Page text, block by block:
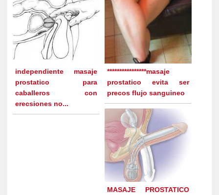
independiente masaje
prostatico para
caballeros con
erecsiones no...
****************masaje
prostatico evita ser
precos flujo sanguineo
MASAJE PROSTATICO